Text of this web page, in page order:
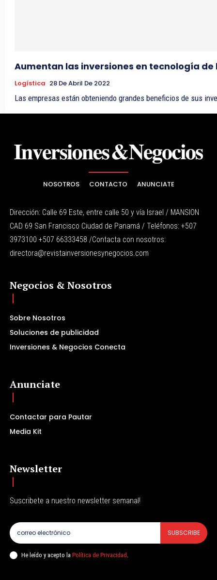
Aumentan las inversiones en tecnología
Logística 28 De Abril De 2022
Las empresas están obteniendo grandes beneficios de sus
NOSOTROS CONTACTO ANUNCIATE
Dirección: Calle 69 Este, entre calle 50 y vía Israel / MANSION
CAD 69 San Francisco Ciudad de Panamá / Teléfonos: +507
3973100 +507 66333458 /Contacta con nosotros:
directora@revistainversionesynegocios.com
Negocios & Nosotros
Sobre Nosotros
Soluciones de publicidad
Inversiones & Negocios Conecta
Anunciate
Contactar para Pautar
Media Kit
Newsletter
Suscribete a nuestro newsletter semanal!
SUBSCRIBE
He leído y acepto la Política de Privacidad